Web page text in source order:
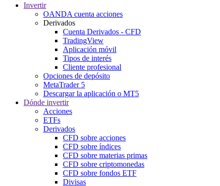
Invertir
OANDA cuenta acciones
Derivados
Cuenta Derivados - CFD
TradingView
Aplicación móvil
Tipos de interés
Cliente profesional
Opciones de depósito
MetaTrader 5
Descargar la aplicación o MT5
Dónde invertir
Acciones
ETFs
Derivados
CFD sobre acciones
CFD sobre índices
CFD sobre materias primas
CFD sobre criptomonedas
CFD sobre fondos ETF
Divisas